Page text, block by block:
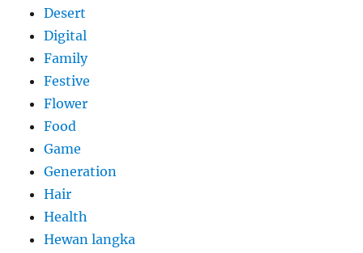
Desert
Digital
Family
Festive
Flower
Food
Game
Generation
Hair
Health
Hewan langka